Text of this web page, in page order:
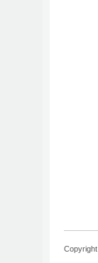
Copyright